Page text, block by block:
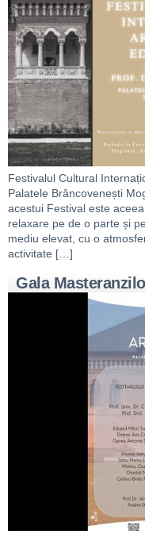
Festivalul Cultural
Palatele Brâncovenești
acestui Festival este
relaxare pe de o parte și
mediu elevat, cu o
activitate […]
Gala